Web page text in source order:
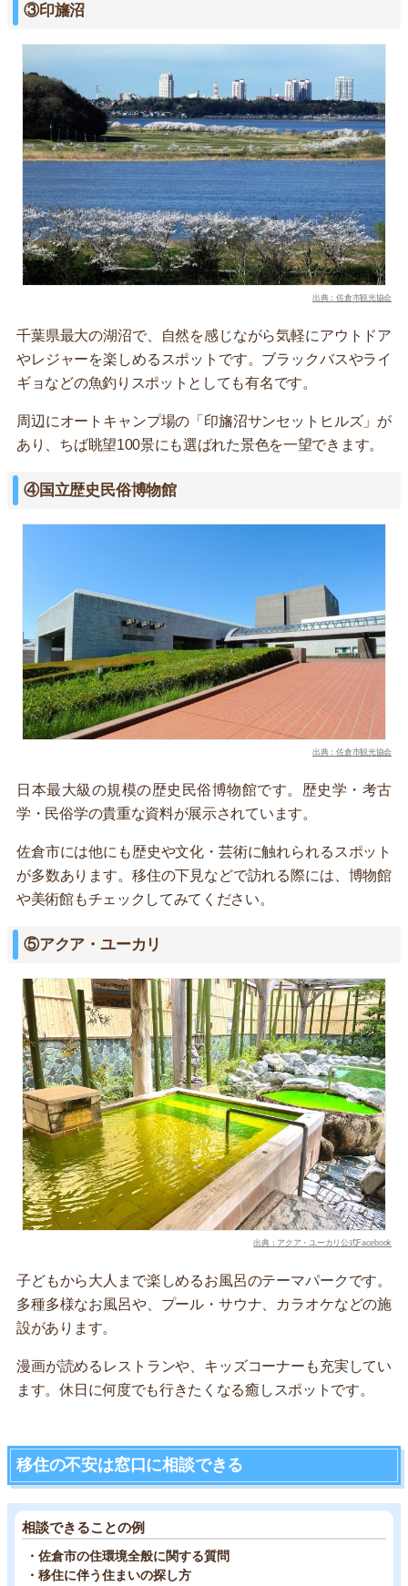
③印旛沼
出典：佐倉市観光協会
千葉県最大の湖沼で、自然を感じながら気軽にアウトドア
やレジャーを楽しめるスポットです。ブラックバスやライ
ギョなどの魚釣りスポットとしても有名です。
周辺にオートキャンプ場の「印旛沼サンセットヒルズ」が
あり、ちば眺望100景にも選ばれた景色を一望できます。
④国立歴史民俗博物館
出典：佐倉市観光協会
日本最大級の規模の歴史民俗博物館です。歴史学・考古
学・民俗学の貴重な資料が展示されています。
佐倉市には他にも歴史や文化・芸術に触れられるスポット
が多数あります。移住の下見などで訪れる際には、博物館
や美術館もチェックしてみてください。
⑤アクア・ユーカリ
出典：アクア・ユーカリ公式Facebook
子どもから大人まで楽しめるお風呂のテーマパークです。
多種多様なお風呂や、プール・サウナ、カラオケなどの施
設があります。
漫画が読めるレストランや、キッズコーナーも充実してい
ます。休日に何度でも行きたくなる癒しスポットです。
移住の不安は窓口に相談できる
相談できることの例
・佐倉市の住環境全般に関する質問
・移住に伴う住まいの探し方